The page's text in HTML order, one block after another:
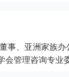
事、亚洲家族办
会管理咨询专业